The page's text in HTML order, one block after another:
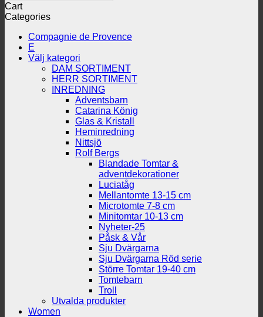
Cart
Categories
Compagnie de Provence
E
Välj kategori
DAM SORTIMENT
HERR SORTIMENT
INREDNING
Adventsbarn
Catarina König
Glas & Kristall
Heminredning
Nittsjö
Rolf Bergs
Blandade Tomtar &
adventdekorationer
Luciatåg
Mellantomte 13-15 cm
Microtomte 7-8 cm
Minitomtar 10-13 cm
Nyheter-25
Påsk & Vår
Sju Dvärgarna
Sju Dvärgarna Röd serie
Större Tomtar 19-40 cm
Tomtebarn
Troll
Utvalda produkter
Women